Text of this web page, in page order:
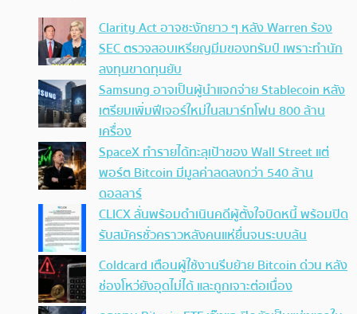
Clarity Act อาจชะงักยาว ๆ หลัง Warren ร้อง
SEC ตรวจสอบเหรียญมีมของทรัมป์ เพราะทำนัก
ลงทุนขาดทุนยับ
Samsung อาจเป็นผู้นำแจกจ่าย Stablecoin หลัง
เตรียมเพิ่มฟีเจอร์ใหม่ในสมาร์ทโฟน 800 ล้าน
เครื่อง
SpaceX ทำรายได้ทะลุเป้าของ Wall Street แต่
พอร์ต Bitcoin มีมูลค่าลดลงกว่า 540 ล้าน
ดอลลาร์
CLICX ลั่นพร้อมดำเนินคดีผู้ตั้งใจบิดหนี้ พร้อมปิด
รับสมัครชั่วคราวหลังคนแห่ยื่นจนระบบล้น
Coldcard เตือนผู้ใช้งานรีบย้าย Bitcoin ด่วน หลัง
ช่องโหว่ยังอุดไม่ได้ และถูกเจาะต่อเนื่อง